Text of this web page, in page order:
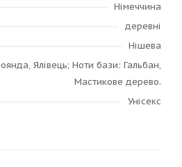
Німеччина
деревні
Нішева
Ялівець; Ноти бази: Гальбан,
Мастикове дерево.
Унісекс